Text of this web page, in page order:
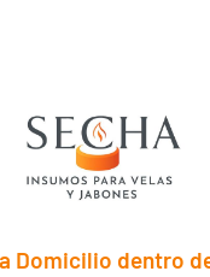
Domicilio dentro